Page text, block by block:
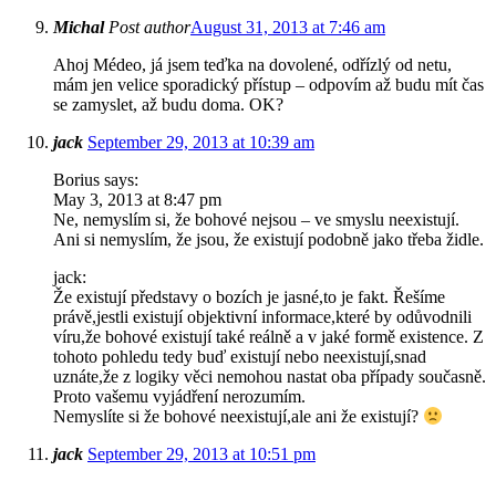
Michal Post authorAugust 31, 2013 at 7:46 am
Ahoj Médeo, já jsem teďka na dovolené, odřízlý od netu,
mám jen velice sporadický přístup – odpovím až budu mít čas
se zamyslet, až budu doma. OK?
jack September 29, 2013 at 10:39 am
Borius says:
May 3, 2013 at 8:47 pm
Ne, nemyslím si, že bohové nejsou – ve smyslu neexistují.
Ani si nemyslím, že jsou, že existují podobně jako třeba židle.
jack:
Že existují představy o bozích je jasné,to je fakt. Řešíme
právě,jestli existují objektivní informace,které by odůvodnili
víru,že bohové existují také reálně a v jaké formě existence. Z
tohoto pohledu tedy buď existují nebo neexistují,snad
uznáte,že z logiky věci nemohou nastat oba případy současně.
Proto vašemu vyjádření nerozumím.
Nemyslíte si že bohové neexistují,ale ani že existují?
jack September 29, 2013 at 10:51 pm